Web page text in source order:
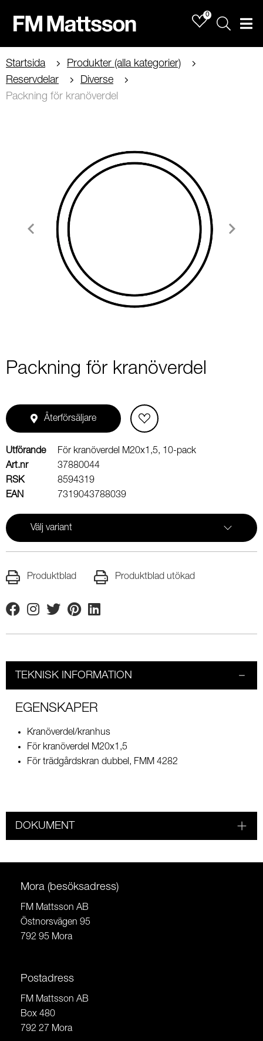
0
Sök
Startsida
Produkter (alla kategorier)
Reservdelar
Diverse
Packning för kranöverdel
Packning för kranöverdel
Återförsäljare
Utförande
För kranöverdel M20x1,5, 10-pack
Art.nr
37880044
RSK
8594319
EAN
7319043788039
Välj variant
Produktblad Produktblad utökad
FacebookInstagram
TwitterPinterestLinkedin
TEKNISK INFORMATION
EGENSKAPER
Kranöverdel/kranhus
För kranöverdel M20x1,5
För trädgårdskran dubbel, FMM 4282
DOKUMENT
Mora (besöksadress)
FM Mattsson AB
Östnorsvägen 95
792 95 Mora
Postadress
FM Mattsson AB
Box 480
792 27 Mora